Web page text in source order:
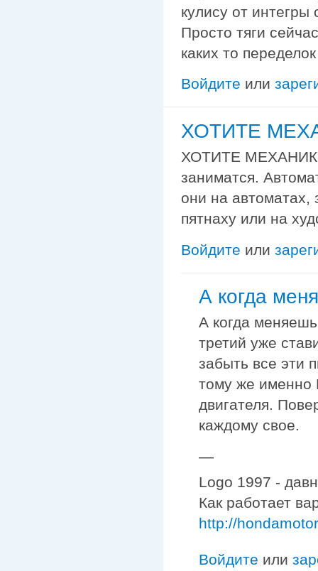
кулису от
Просто тяги
каких то
Войдите или
ХОТИТЕ
ХОТИТЕ
заниматся.
они на автоматах,
пятнаху или на
Войдите или
А когда
А когда
третий уже
забыть все эти
тому же именно
двигателя.
каждому свое.
—
Logo 1997 -
Как работает
http://
Войдите или